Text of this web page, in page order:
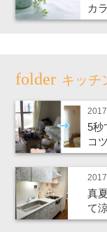
カ
キッチ
5秒
コツ
真
て